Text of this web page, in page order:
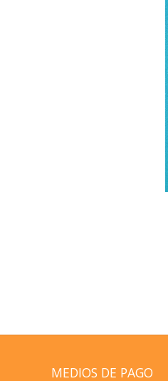
MEDIOS DE PAGO